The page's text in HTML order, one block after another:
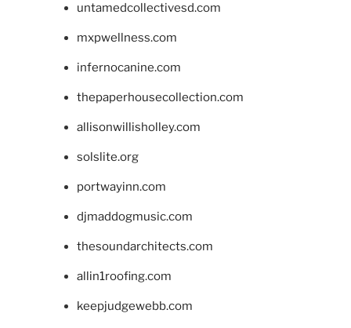
untamedcollectivesd.com
mxpwellness.com
infernocanine.com
thepaperhousecollection.com
allisonwillisholley.com
solslite.org
portwayinn.com
djmaddogmusic.com
thesoundarchitects.com
allin1roofing.com
keepjudgewebb.com